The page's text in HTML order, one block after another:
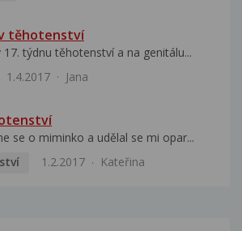
těhotenství
týdnu těhotenství a na genitálu...
1.4.2017 Jana
se o miminko a udělal se mi opar...
1.2.2017 Kateřina